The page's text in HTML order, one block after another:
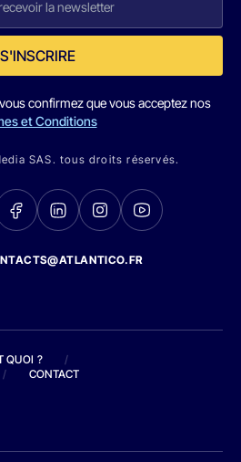
S'INSCRIRE
confirmez que vous acceptez nos
et Conditions
SAS. tous droits réservés.
QUOI ?
/
/ CONTACT